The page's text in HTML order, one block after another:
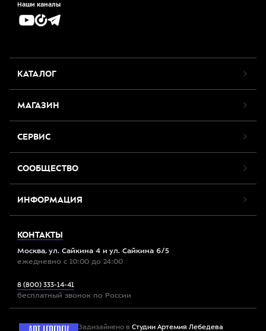
Наши каналы
КАТАЛОГ
МАГАЗИН
СЕРВИС
СООБЩЕСТВО
ИНФОРМАЦИЯ
КОНТАКТЫ
Москва, ул. Сайкина 4 и ул. Сайкина 6/5
ежедневно с 10:00 до 24:00
8 (800) 333-14-41
бесплатный звонок по России
Задизайнено в Студии Артемия Лебедева